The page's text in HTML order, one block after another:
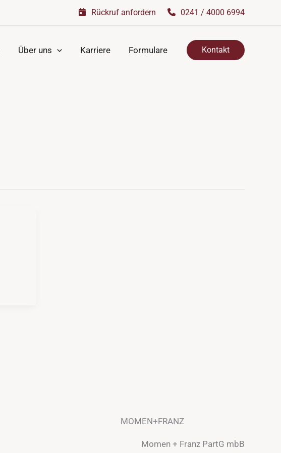
Rückruf anfordern 0241 / 4000 6994
Über uns Karriere Formulare Kontakt
MOMEN+FRANZ
Momen + Franz PartG mbB